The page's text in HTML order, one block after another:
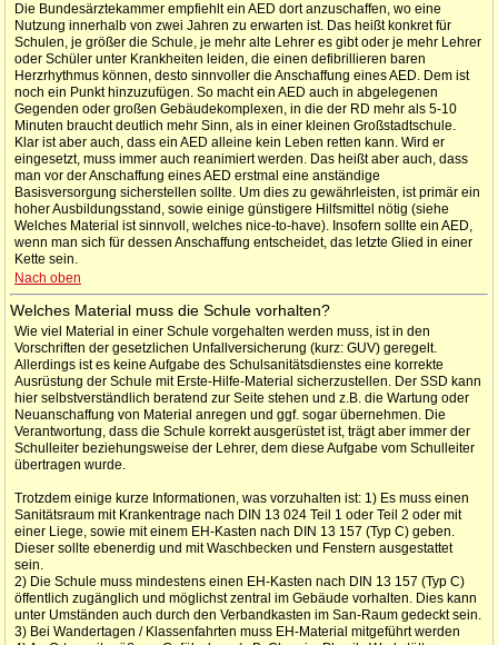
Die Bundesärztekammer empfiehlt ein AED dort anzuschaffen, wo eine
Nutzung innerhalb von zwei Jahren zu erwarten ist. Das heißt konkret für
Schulen, je größer die Schule, je mehr alte Lehrer es gibt oder je mehr Lehrer
oder Schüler unter Krankheiten leiden, die einen defibrillieren baren
Herzrhythmus können, desto sinnvoller die Anschaffung eines AED. Dem ist
noch ein Punkt hinzuzufügen. So macht ein AED auch in abgelegenen
Gegenden oder großen Gebäudekomplexen, in die der RD mehr als 5-10
Minuten braucht deutlich mehr Sinn, als in einer kleinen Großstadtschule.
Klar ist aber auch, dass ein AED alleine kein Leben retten kann. Wird er
eingesetzt, muss immer auch reanimiert werden. Das heißt aber auch, dass
man vor der Anschaffung eines AED erstmal eine anständige
Basisversorgung sicherstellen sollte. Um dies zu gewährleisten, ist primär ein
hoher Ausbildungsstand, sowie einige günstigere Hilfsmittel nötig (siehe
Welches Material ist sinnvoll, welches nice-to-have). Insofern sollte ein AED,
wenn man sich für dessen Anschaffung entscheidet, das letzte Glied in einer
Kette sein.
Nach oben
Welches Material muss die Schule vorhalten?
Wie viel Material in einer Schule vorgehalten werden muss, ist in den
Vorschriften der gesetzlichen Unfallversicherung (kurz: GUV) geregelt.
Allerdings ist es keine Aufgabe des Schulsanitätsdienstes eine korrekte
Ausrüstung der Schule mit Erste-Hilfe-Material sicherzustellen. Der SSD kann
hier selbstverständlich beratend zur Seite stehen und z.B. die Wartung oder
Neuanschaffung von Material anregen und ggf. sogar übernehmen. Die
Verantwortung, dass die Schule korrekt ausgerüstet ist, trägt aber immer der
Schulleiter beziehungsweise der Lehrer, dem diese Aufgabe vom Schulleiter
übertragen wurde.
Trotzdem einige kurze Informationen, was vorzuhalten ist: 1) Es muss einen
Sanitätsraum mit Krankentrage nach DIN 13 024 Teil 1 oder Teil 2 oder mit
einer Liege, sowie mit einem EH-Kasten nach DIN 13 157 (Typ C) geben.
Dieser sollte ebenerdig und mit Waschbecken und Fenstern ausgestattet
sein.
2) Die Schule muss mindestens einen EH-Kasten nach DIN 13 157 (Typ C)
öffentlich zugänglich und möglichst zentral im Gebäude vorhalten. Dies kann
unter Umständen auch durch den Verbandkasten im San-Raum gedeckt sein.
3) Bei Wandertagen / Klassenfahrten muss EH-Material mitgeführt werden